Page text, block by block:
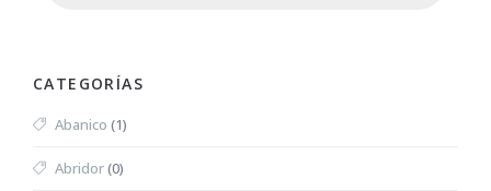
CATEGORÍAS
Abanico (1)
Abridor(0)